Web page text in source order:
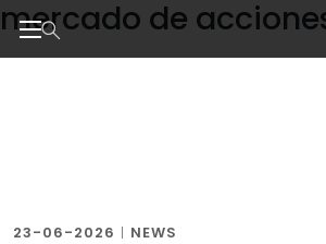
Skip
to
the
mercado de
23-06-2026 | NEWS